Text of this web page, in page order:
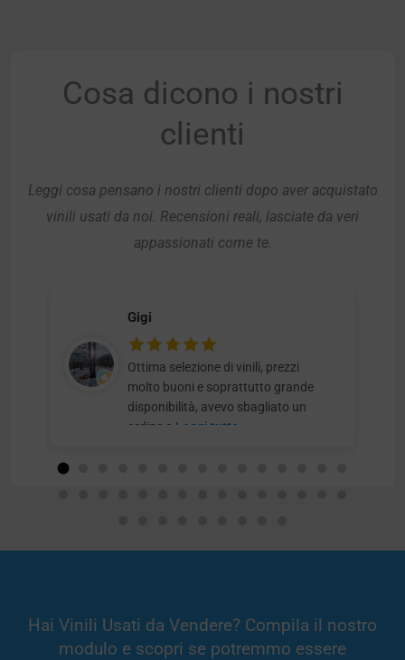
Cosa dicono i nostri
clienti
Leggi cosa pensano i nostri clienti dopo aver acquistato
vinili usati da noi. Recensioni reali, lasciate da veri
appassionati come te.
Gigi
Ottima selezione di vinili, prezzi
molto buoni e soprattutto grande
disponibilità, avevo sbagliato un
ordine e Leggi tutto
Hai Vinili Usati da Vendere? Compila il nostro
modulo e scopri se potremmo essere